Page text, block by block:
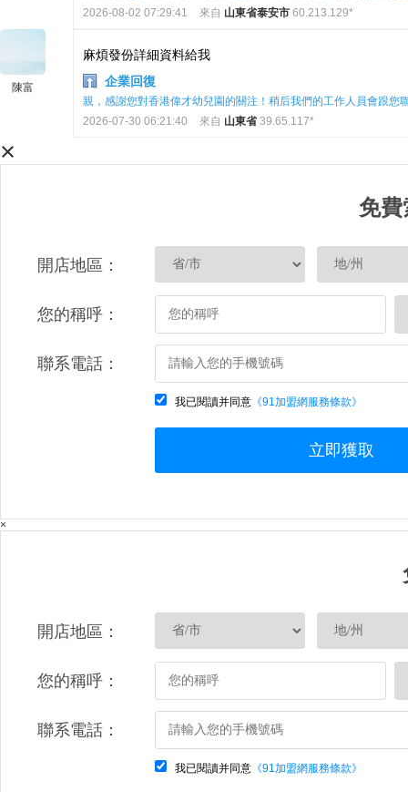
2026-08-02 07:29:41
來自 山東省泰安市 60.213.129*
陳富
麻煩發份詳細資料給我
企業回復
親，感謝您對香港偉才幼兒園的關注！稍后我們的工作人員會跟您
2026-07-30 06:21:40
來自 山東省39.65.117*
×
免費
開店地區：
您的稱呼：
聯系電話：
我已閱讀并同意 《91加盟網服務條款》
立即獲取
×
開店地區：
您的稱呼：
聯系電話：
我已閱讀并同意 《91加盟網服務條款》